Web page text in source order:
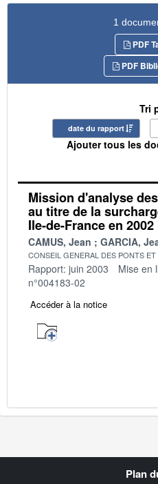
1
PDF
PDF
Tri
date du rapport
Ajouter tous les
Mission d'analyse
au titre de la
Ile-de-France en 2002
CAMUS, Jean GARCIA,
CONSEIL GENERAL DES PONTS
Rapport: juin 2003 Mise en
n°004183-02
Accéder à la notice
Plan